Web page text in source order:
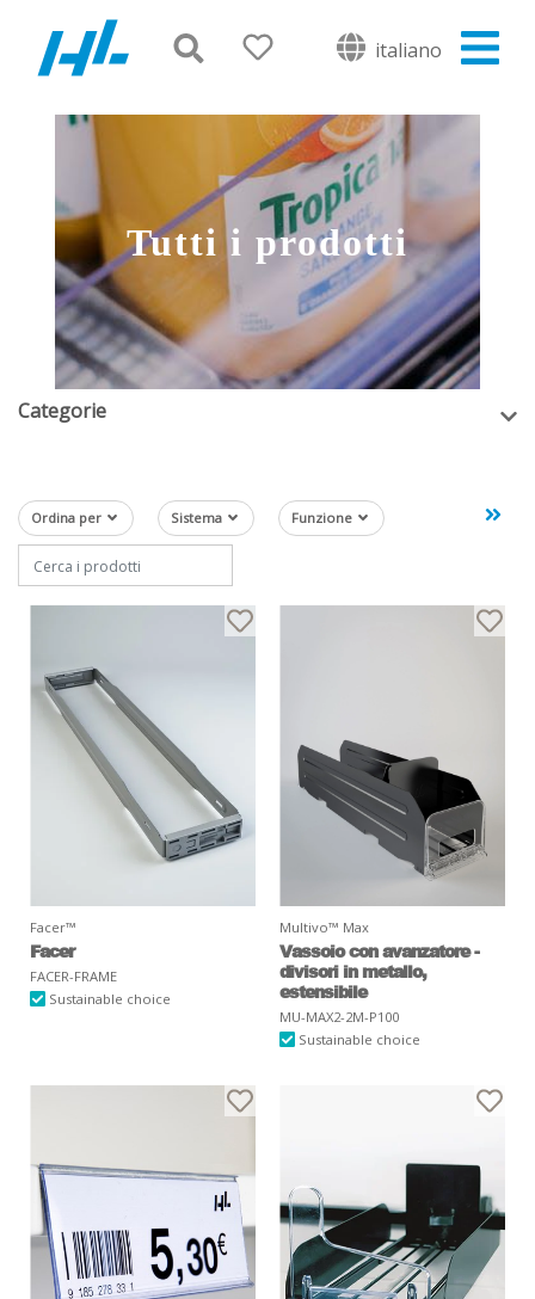
italiano
Tutti i prodotti
Categorie
Ordina per Sistema Funzione
Facer™
Facer
FACER-FRAME
Sustainable choice
Multivo™ Max
Vassoio con avanzatore -
divisori in metallo,
estensibile
MU-MAX2-2M-P100
Sustainable choice